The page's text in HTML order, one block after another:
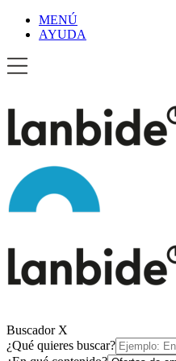
MENÚ
AYUDA
Buscador X
¿Qué quieres buscar?